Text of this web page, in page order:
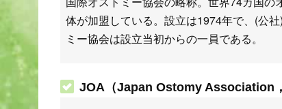
体が加盟している。設立は1974年で、(公社
ミー協会は設立当初からの一員である。
JOA（Japan Ostomy Association